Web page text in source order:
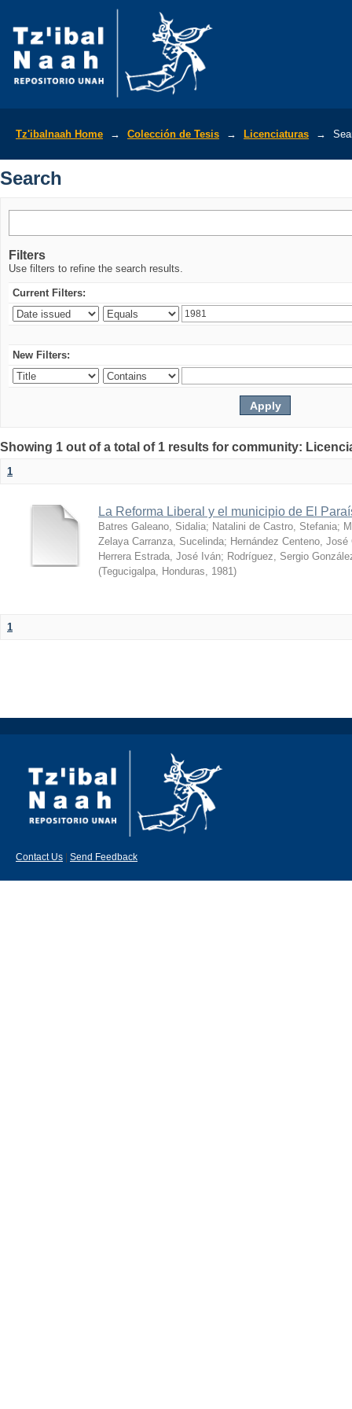
Tz'ibalnaah Home → Colección de Tesis → Licenciaturas →
Search
Filters
Use filters to refine the search results.
Current Filters:
New Filters:
Showing 1 out of a total of 1 results for community:
1
La Reforma Liberal y el municipio de El
Batres Galeano, Sidalia; Natalini de Castro, Stefania;
Zelaya Carranza, Sucelinda; Hernández Centeno, José
Herrera Estrada, José Iván; Rodríguez, Sergio
(Tegucigalpa, Honduras, 1981)
1
Contact Us Send Feedback